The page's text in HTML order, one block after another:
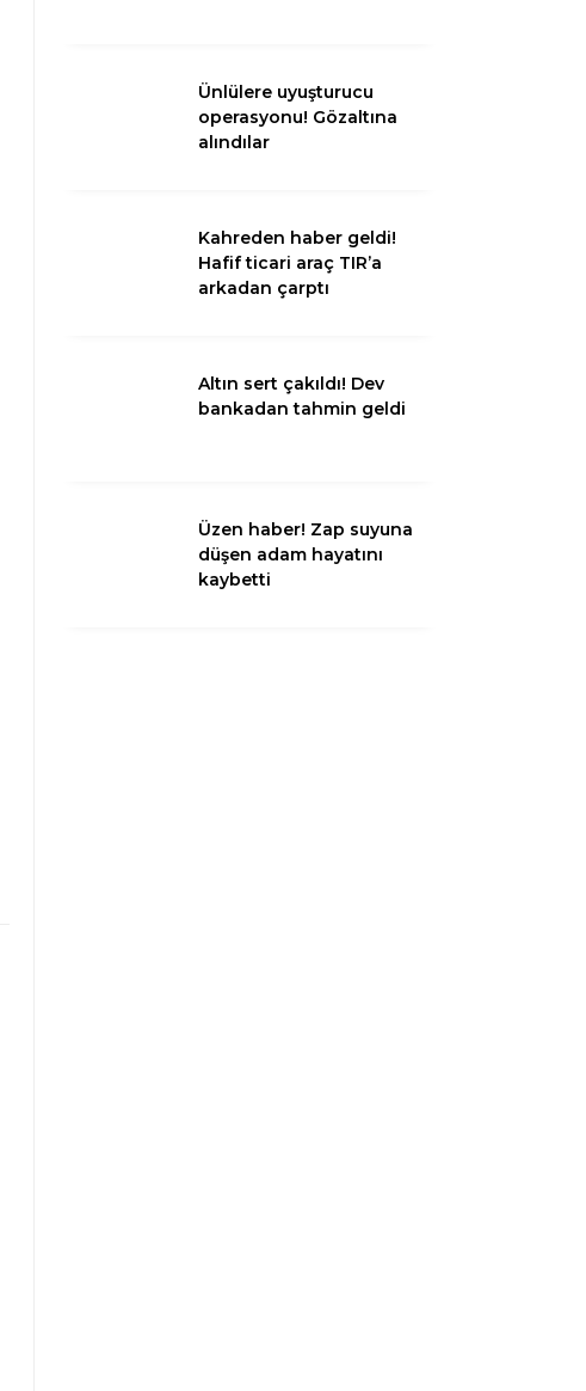
WhatsApp İhbar
Ünlülere uyuşturucu
operasyonu! Gözaltına
alındılar
Kahreden haber geldi!
Hafif ticari araç TIR’a
arkadan çarptı
Altın sert çakıldı! Dev
bankadan tahmin geldi
Üzen haber! Zap suyuna
düşen adam hayatını
kaybetti